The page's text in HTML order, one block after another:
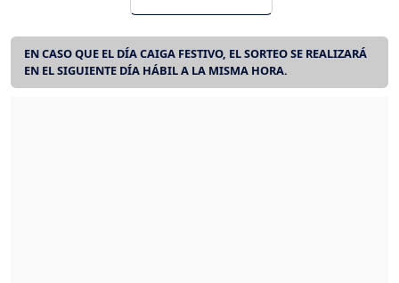
EN CASO QUE EL DÍA CAIGA FESTIVO, EL SORTEO SE REALIZARÁ
EN EL SIGUIENTE DÍA HÁBIL A LA MISMA HORA.